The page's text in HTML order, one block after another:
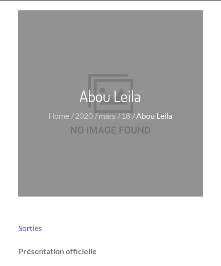
Abou Leila
Home 2020 mars 18 Abou Leila
Sorties
Présentation officielle